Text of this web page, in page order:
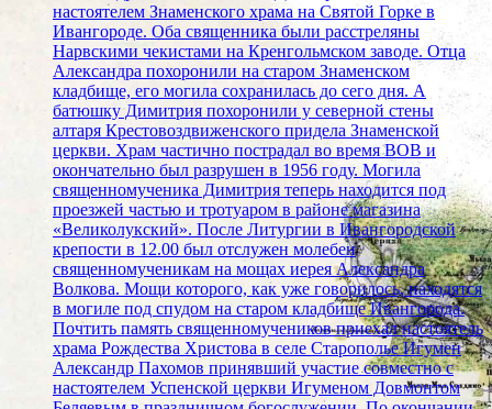
настоятелем Знаменского храма на Святой Горке в
Ивангороде. Оба священника были расстреляны
Нарвскими чекистами на Кренгольмском заводе. Отца
Александра похоронили на старом Знаменском
кладбище, его могила сохранилась до сего дня. А
батюшку Димитрия похоронили у северной стены
алтаря Крестовоздвиженского придела Знаменской
церкви. Храм частично пострадал во время ВОВ и
окончательно был разрушен в 1956 году. Могила
священномученика Димитрия теперь находится под
проезжей частью и тротуаром в районе магазина
«Великолукский». После Литургии в Ивангородской
крепости в 12.00 был отслужен молебен
священномученикам на мощах иерея Александра
Волкова. Мощи которого, как уже говорилось, находятся
в могиле под спудом на старом кладбище Ивангорода.
Почтить память священномучеников приехал настоятель
храма Рождества Христова в селе Старополье Игумен
Александр Пахомов принявший участие совместно с
настоятелем Успенской церкви Игуменом Довмонтом